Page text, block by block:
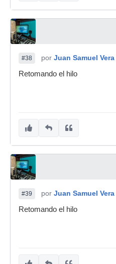
#38 por Juan Samuel Vera
Retomando el hilo
#39 por Juan Samuel Vera
Retomando el hilo